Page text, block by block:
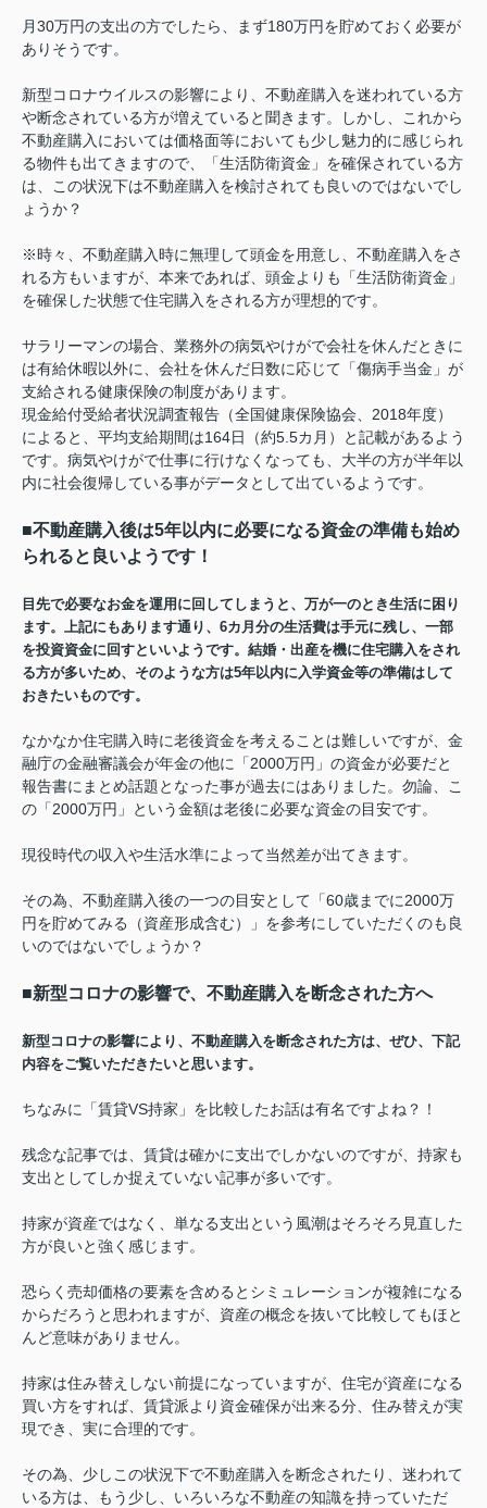
月30万円の支出の方でしたら、まず180万円を貯めておく必要が
ありそうです。
新型コロナウイルスの影響により、不動産購入を迷われている方
や断念されている方が増えていると聞きます。しかし、これから
不動産購入においては価格面等においても少し魅力的に感じられ
る物件も出てきますので、「生活防衛資金」を確保されている方
は、この状況下は不動産購入を検討されても良いのではないでし
ょうか？
※時々、不動産購入時に無理して頭金を用意し、不動産購入をさ
れる方もいますが、本来であれば、頭金よりも「生活防衛資金」
を確保した状態で住宅購入をされる方が理想的です。
サラリーマンの場合、業務外の病気やけがで会社を休んだときに
は有給休暇以外に、会社を休んだ日数に応じて「傷病手当金」が
支給される健康保険の制度があります。
現金給付受給者状況調査報告（全国健康保険協会、2018年度）
によると、平均支給期間は164日（約5.5カ月）と記載があるよう
です。病気やけがで仕事に行けなくなっても、大半の方が半年以
内に社会復帰している事がデータとして出ているようです。
■不動産購入後は5年以内に必要になる資金の準備も始め
られると良いようです！
目先で必要なお金を運用に回してしまうと、万が一のとき生活に困り
ます。上記にもあります通り、6カ月分の生活費は手元に残し、一部
を投資資金に回すといいようです。結婚・出産を機に住宅購入をされ
る方が多いため、そのような方は5年以内に入学資金等の準備はして
おきたいものです。
なかなか住宅購入時に老後資金を考えることは難しいですが、金
融庁の金融審議会が年金の他に「2000万円」の資金が必要だと
報告書にまとめ話題となった事が過去にはありました。勿論、こ
の「2000万円」という金額は老後に必要な資金の目安です。
現役時代の収入や生活水準によって当然差が出てきます。
その為、不動産購入後の一つの目安として「60歳までに2000万
円を貯めてみる（資産形成含む）」を参考にしていただくのも良
いのではないでしょうか？
■新型コロナの影響で、不動産購入を断念された方へ
新型コロナの影響により、不動産購入を断念された方は、ぜひ、下記
内容をご覧いただきたいと思います。
ちなみに「賃貸VS持家」を比較したお話は有名ですよね？！
残念な記事では、賃貸は確かに支出でしかないのですが、持家も
支出としてしか捉えていない記事が多いです。
持家が資産ではなく、単なる支出という風潮はそろそろ見直した
方が良いと強く感じます。
恐らく売却価格の要素を含めるとシミュレーションが複雑になる
からだろうと思われますが、資産の概念を抜いて比較してもほと
んど意味がありません。
持家は住み替えしない前提になっていますが、住宅が資産になる
買い方をすれば、賃貸派より資金確保が出来る分、住み替えが実
現でき、実に合理的です。
その為、少しこの状況下で不動産購入を断念されたり、迷われて
いる方は、もう少し、いろいろな不動産の知識を持っていただ